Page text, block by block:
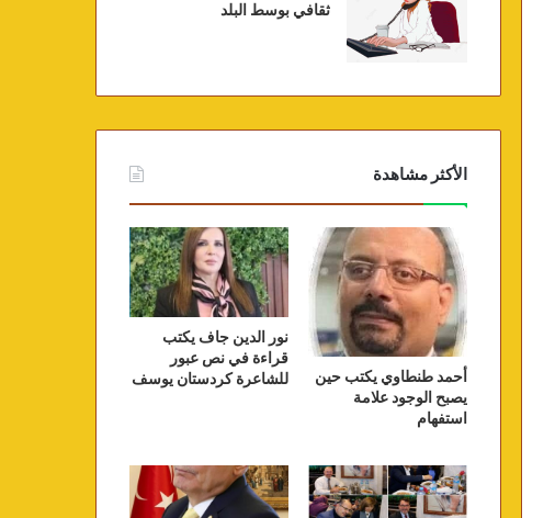
ثقافي بوسط البلد
الأكثر مشاهدة
أحمد طنطاوي يكتب حين
يصبح الوجود علامة
استفهام
نور الدين جاف يكتب
قراءة في نص عبور
للشاعرة كردستان يوسف